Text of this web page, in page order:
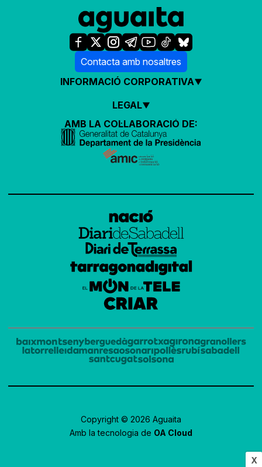
X
Contacta amb nosaltres
INFORMACIÓ CORPORATIVA
LEGAL
AMB LA COL·LABORACIÓ DE:
Copyright © 2026 Aguaita
Amb la tecnologia de OA Cloud